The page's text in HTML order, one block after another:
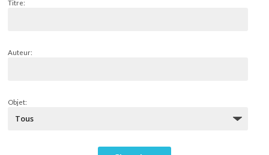
Titre:
Auteur:
Objet: